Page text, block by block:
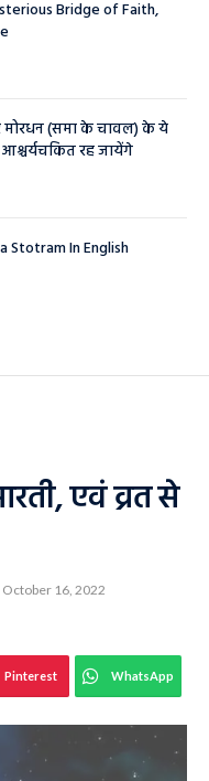
Bridge of Faith,
मोरधन (समा के चावल) के ये
रह जायेंगे
Stotram In English
एवं व्रत से
October 16, 2022
Pinterest WhatsApp